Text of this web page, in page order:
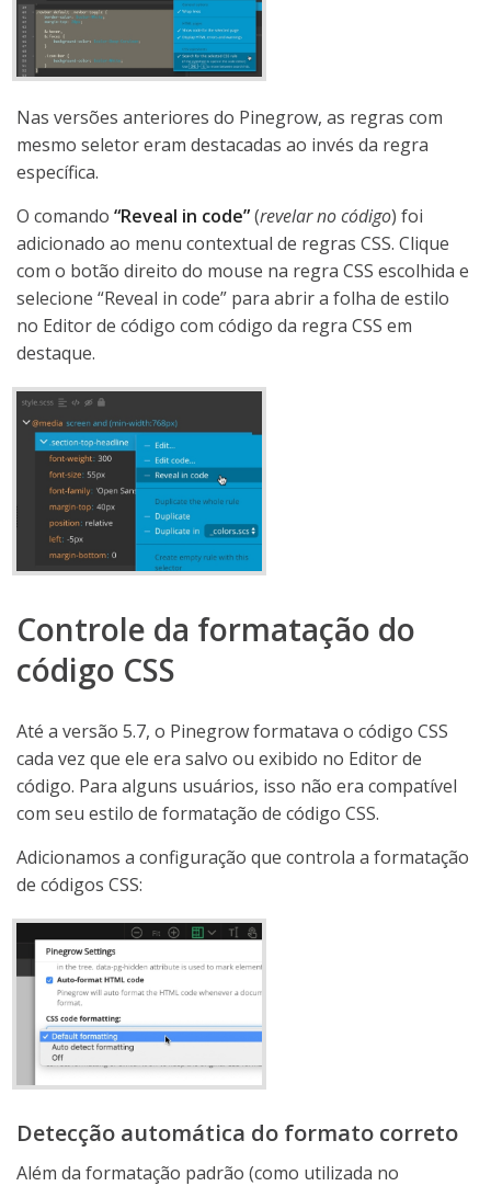
Nas versões anteriores do Pinegrow, as regras com
mesmo seletor eram destacadas ao invés da regra
específica.
O comando “Reveal in code”(revelar no código) foi
adicionado ao menu contextual de regras CSS. Clique
com o botão direito do mouse na regra CSS escolhida e
selecione “Reveal in code” para abrir a folha de estilo
no Editor de código com código da regra CSS em
destaque.
Controle da formatação do
código CSS
Até a versão 5.7, o Pinegrow formatava o código CSS
cada vez que ele era salvo ou exibido no Editor de
código. Para alguns usuários, isso não era compatível
com seu estilo de formatação de código CSS.
Adicionamos a configuração que controla a formatação
de códigos CSS:
Detecção automática do formato correto
Além da formatação padrão (como utilizada no